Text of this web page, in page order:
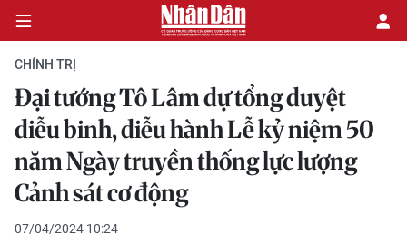
CHÍNH TRỊ
KINH TẾ
CHÍNH TRỊ
Đại tướng Tô Lâm dự tổng duyệt
diễu binh, diễu hành Lễ kỷ niệm 50
năm Ngày truyền thống lực lượng
Cảnh sát cơ động
07/04/2024 10:24